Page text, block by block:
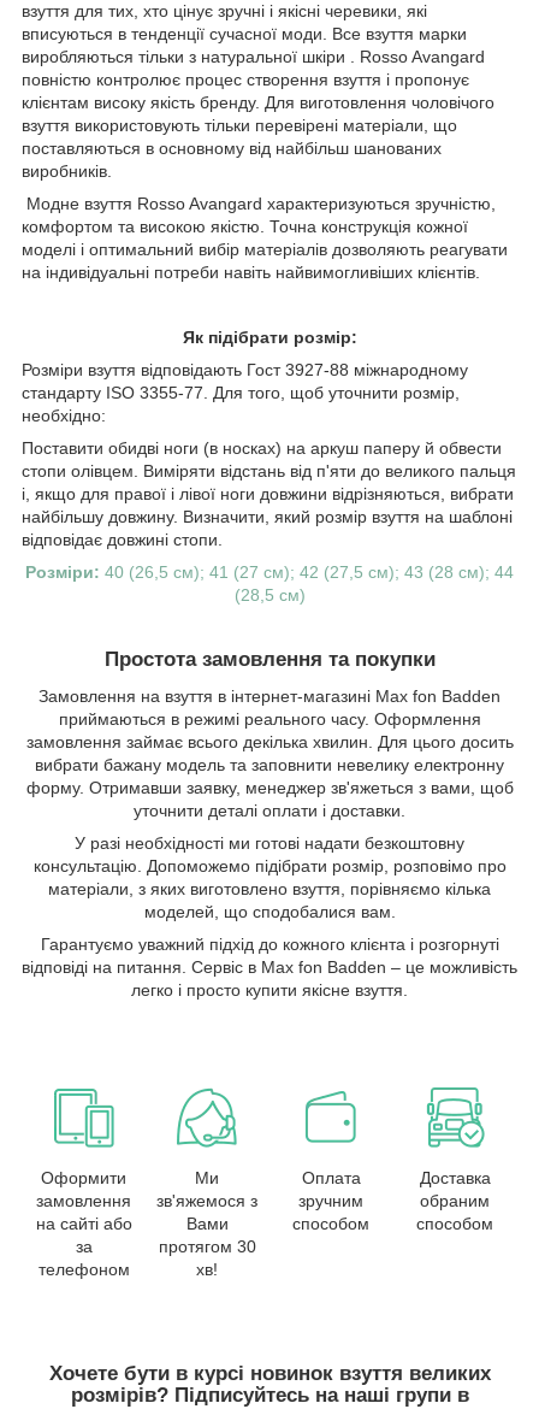
взуття для тих, хто цінує зручні і якісні черевики, які
вписуються в тенденції сучасної моди. Все взуття марки
виробляються тільки з натуральної шкіри . Rosso Avangard
повністю контролює процес створення взуття і пропонує
клієнтам високу якість бренду. Для виготовлення чоловічого
взуття використовують тільки перевірені матеріали, що
поставляються в основному від найбільш шанованих
виробників.
Модне взуття Rosso Avangard характеризуються зручністю,
комфортом та високою якістю. Точна конструкція кожної
моделі і оптимальний вибір матеріалів дозволяють реагувати
на індивідуальні потреби навіть найвимогливіших клієнтів.
Як підібрати розмір:
Розміри взуття відповідають Гост 3927-88 міжнародному
стандарту ISO 3355-77. Для того, щоб уточнити розмір,
необхідно:
Поставити обидві ноги (в носках) на аркуш паперу й обвести
стопи олівцем. Виміряти відстань від п'яти до великого пальця
і, якщо для правої і лівої ноги довжини відрізняються, вибрати
найбільшу довжину. Визначити, який розмір взуття на шаблоні
відповідає довжині стопи.
Розміри: 40 (26,5 см); 41 (27 см); 42 (27,5 см); 43 (28 см); 44
(28,5 см)
Простота замовлення та покупки
Замовлення на взуття в інтернет-магазині Max fon Badden
приймаються в режимі реального часу. Оформлення
замовлення займає всього декілька хвилин. Для цього досить
вибрати бажану модель та заповнити невелику електронну
форму. Отримавши заявку, менеджер зв'яжеться з вами, щоб
уточнити деталі оплати і доставки.
У разі необхідності ми готові надати безкоштовну
консультацію. Допоможемо підібрати розмір, розповімо про
матеріали, з яких виготовлено взуття, порівняємо кілька
моделей, що сподобалися вам.
Гарантуємо уважний підхід до кожного клієнта і розгорнуті
відповіді на питання. Сервіс в Max fon Badden – це можливість
легко і просто купити якісне взуття.
Оформити
замовлення
на сайті або
за
телефоном
Ми
зв'яжемося з
Вами
протягом 30
хв!
Оплата
зручним
способом
Доставка
обраним
способом
Хочете бути в курсі новинок взуття великих
розмірів? Підписуйтесь на наші групи в